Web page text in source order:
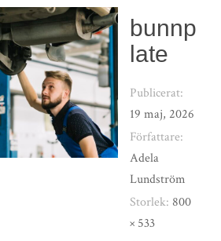
bunnp
late
Publicerat:
19 maj, 2026
Författare:
Adela
Lundström
Storlek: 800
× 533